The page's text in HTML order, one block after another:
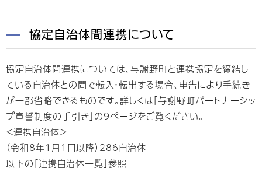
協定自治体間連携について
協定自治体間連携については、与謝野町と連携協定を締結し
ている自治体との間で転入・転出する場合、申告により手続き
が一部省略できるものです。詳しくは「与謝野町パートナーシッ
プ宣誓制度の手引き」の9ページをご覧ください。
＜連携自治体＞
（令和8年1 月1日以降）286自治体
以下の「連携自治体一覧」参照